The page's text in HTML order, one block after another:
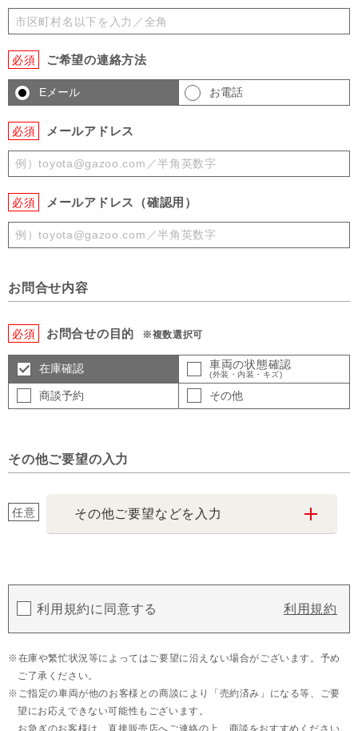
必須 ご希望の連絡方法
Eメール お電話
必須 メールアドレス
必須 メールアドレス（確認用）
お問合せ内容
必須 お問合せの目的 ※複数選択可
在庫確認 車両の状態確認
(外装・内装・キズ)
商談予約 その他
その他ご要望の入力
任意 その他ご要望などを入力
利用規約に同意する 利用規約
在庫や繁忙状況等によってはご要望に沿えない場合がございます。予め
ご了承ください。
ご指定の車両が他のお客様との商談により「売約済み」になる等、ご要
望にお応えできない可能性もございます。
お急ぎのお客様は、直接販売店へご連絡の上、商談をおすすめください。